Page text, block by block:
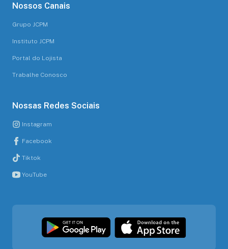
Nossos Canais
Grupo JCPM
Instituto JCPM
Portal do Lojista
Trabalhe Conosco
Nossas Redes Sociais
Instagram
Facebook
Tiktok
YouTube